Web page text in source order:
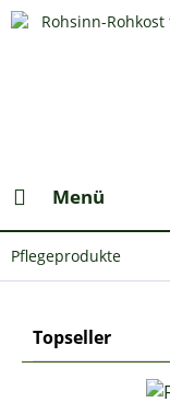
Menü
Pflegeprodukte
Topseller